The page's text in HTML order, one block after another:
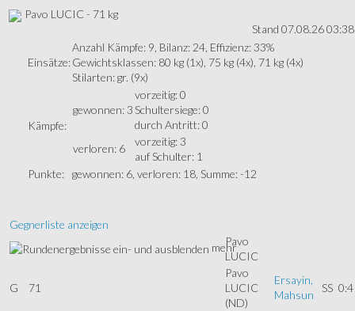
Pavo LUCIC - 71 kg
Stand 07.08.26 03:38
Einsätze:
Anzahl Kämpfe: 9, Bilanz: 24, Effizienz: 33%
Gewichtsklassen: 80 kg (1x), 75 kg (4x), 71 kg (4x)
Stilarten: gr. (9x)
Kämpfe:
gewonnen: 3
vorzeitig: 0
Schultersiege: 0
durch Antritt: 0
verloren: 6
vorzeitig: 3
auf Schulter: 1
Punkte: gewonnen: 6, verloren: 18, Summe: -12
Gegnerliste anzeigen
mehrPavo
LUCIC
G 71
Pavo
LUCIC
(ND)
Ersayin,
Mahsun
SS 0:4